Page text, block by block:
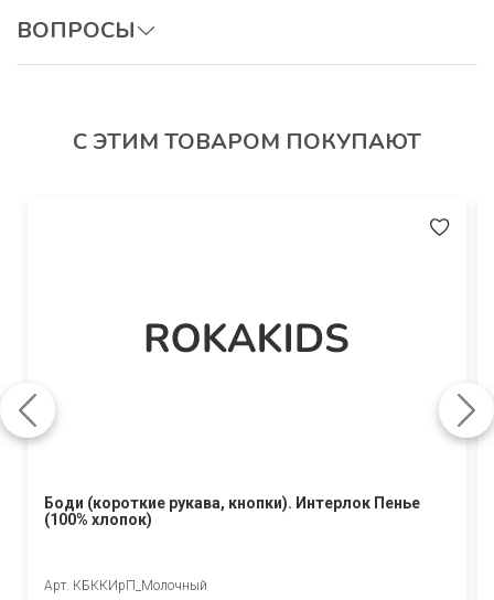
ВОПРОСЫ
С ЭТИМ ТОВАРОМ ПОКУПАЮТ
Боди (короткие рукава, кнопки). Интерлок Пенье
(100% хлопок)
Арт. КБККИрП_Молочный